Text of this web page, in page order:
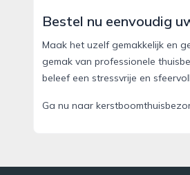
Bestel nu eenvoudig
Maak het uzelf gemakkelijk en
gemak van professionele
beleef een stressvrije en
Ga nu naar